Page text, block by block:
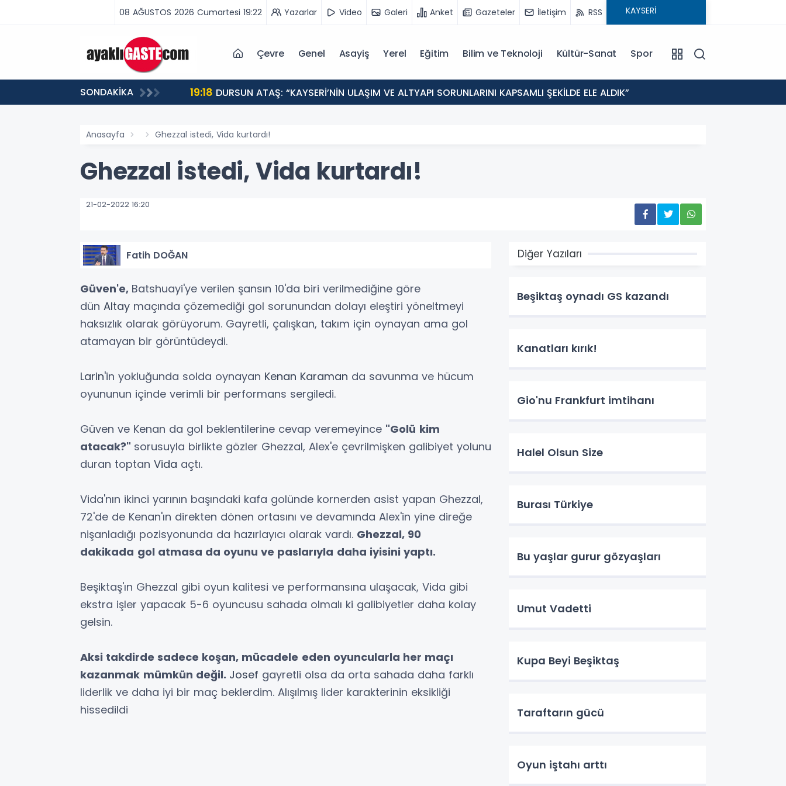
08 AĞUSTOS 2026 Cumartesi 19:22 Yazarlar Video Galeri Anket Gazeteler İletişim RSS
Çevre Genel Asayiş Yerel Eğitim Bilim ve Teknoloji Kültür-Sanat Spor
SONDAKİKA 19:18 DURSUN ATAŞ: “KAYSERİ’NİN ULAŞIM VE ALTYAPI SORUNLARINI KAPSAMLI ŞEKİLDE ELE ALDIK”
Anasayfa Ghezzal istedi, Vida kurtardı!
Ghezzal istedi, Vida kurtardı!
21-02-2022 16:20
Fatih DOĞAN
Güven'e, Batshuayi'ye verilen şansın 10'da biri verilmediğine göre
dün Altay maçında çözemediği gol sorunundan dolayı eleştiri yöneltmeyi
haksızlık olarak görüyorum. Gayretli, çalışkan, takım için oynayan ama gol
atamayan bir görüntüdeydi.
Larin'in yokluğunda solda oynayan Kenan Karaman da savunma ve hücum
oyununun içinde verimli bir performans sergiledi.
Güven ve Kenan da gol beklentilerine cevap veremeyince "Golü kim
atacak?" sorusuyla birlikte gözler Ghezzal, Alex'e çevrilmişken galibiyet yolunu
duran toptan Vida açtı.
Vida'nın ikinci yarının başındaki kafa golünde kornerden asist yapan Ghezzal,
72'de de Kenan'ın direkten dönen ortasını ve devamında Alex'in yine direğe
nişanladığı pozisyonunda da hazırlayıcı olarak vardı. Ghezzal, 90
dakikada gol atmasa da oyunu ve paslarıyla daha iyisini yaptı.
Beşiktaş'ın Ghezzal gibi oyun kalitesi ve performansına ulaşacak, Vida gibi
ekstra işler yapacak 5-6 oyuncusu sahada olmalı ki galibiyetler daha kolay
gelsin.
Aksi takdirde sadece koşan, mücadele eden oyuncularla her maçı
kazanmak mümkün değil. Josef gayretli olsa da orta sahada daha farklı
liderlik ve daha iyi bir maç beklerdim. Alışılmış lider karakterinin eksikliği
hissedildi
Diğer Yazıları
Beşiktaş oynadı GS kazandı
Kanatları kırık!
Gio'nu Frankfurt imtihanı
Halel Olsun Size
Burası Türkiye
Bu yaşlar gurur gözyaşları
Umut Vadetti
Kupa Beyi Beşiktaş
Taraftarın gücü
Oyun iştahı arttı